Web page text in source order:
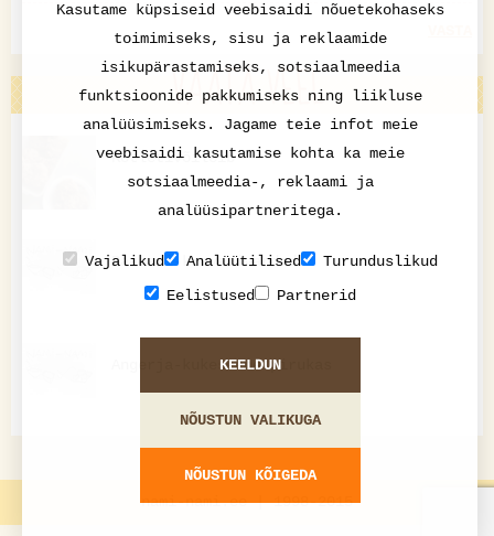
VAATA VEEL
Kotletivõileib
Banaani-krevetivardad
Angerja-kukeseene pirukas
nami-nami.ee | 1998-2015
Kasutame küpsiseid veebisaidi nõuetekohaseks
toimimiseks, sisu ja reklaamide
isikupärastamiseks, sotsiaalmeedia
funktsioonide pakkumiseks ning liikluse
analüüsimiseks. Jagame teie infot meie
veebisaidi kasutamise kohta ka meie
sotsiaalmeedia-, reklaami ja
analüüsipartneritega.
Vajalikud Analüütilised
Turunduslikud
Eelistused
Partnerid
KEELDUN
NÕUSTUN VALIKUGA
NÕUSTUN KÕIGEDA